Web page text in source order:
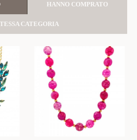
HANNO COMPRATO
CATEGORIA